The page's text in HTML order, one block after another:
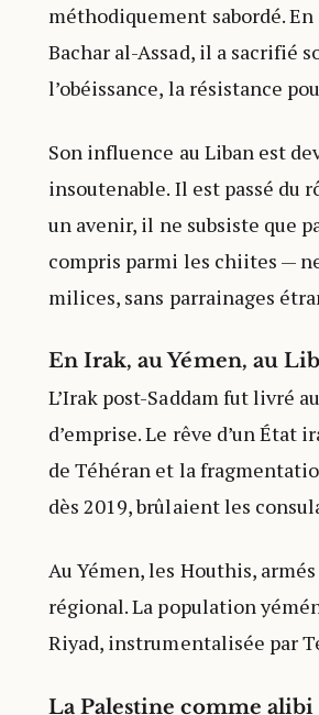
méthodiquement sabordé.
Bachar al-Assad, il a sacrifié
l’obéissance, la résistance
Son influence au Liban est
insoutenable. Il est passé du
un avenir, il ne subsiste que
compris parmi les chiites —
milices, sans parrainages
En Irak, au Yémen, au
L’Irak post-Saddam fut livré
d’emprise. Le rêve d’un
de Téhéran et la
dès 2019, brûlaient les
Au Yémen, les Houthis,
régional. La population
Riyad, instrumentalisée par
La Palestine comme alibi